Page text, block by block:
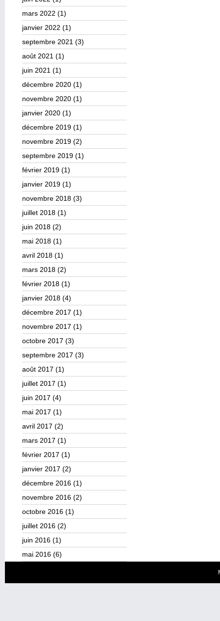
mars 2022 (1)
janvier 2022 (1)
septembre 2021 (3)
août 2021 (1)
juin 2021 (1)
décembre 2020 (1)
novembre 2020 (1)
janvier 2020 (1)
décembre 2019 (1)
novembre 2019 (2)
septembre 2019 (1)
février 2019 (1)
janvier 2019 (1)
novembre 2018 (3)
juillet 2018 (1)
juin 2018 (2)
mai 2018 (1)
avril 2018 (1)
mars 2018 (2)
février 2018 (1)
janvier 2018 (4)
décembre 2017 (1)
novembre 2017 (1)
octobre 2017 (3)
septembre 2017 (3)
août 2017 (1)
juillet 2017 (1)
juin 2017 (4)
mai 2017 (1)
avril 2017 (2)
mars 2017 (1)
février 2017 (1)
janvier 2017 (2)
décembre 2016 (1)
novembre 2016 (2)
octobre 2016 (1)
juillet 2016 (2)
juin 2016 (1)
mai 2016 (6)